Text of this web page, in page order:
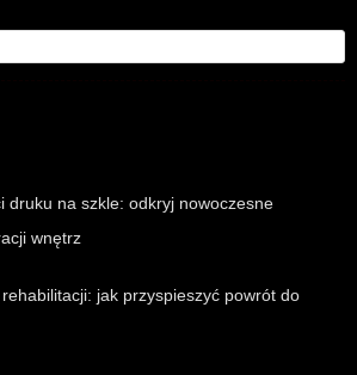
druku na szkle: odkryj nowoczesne
wnętrz
jak przyspieszyć powrót do